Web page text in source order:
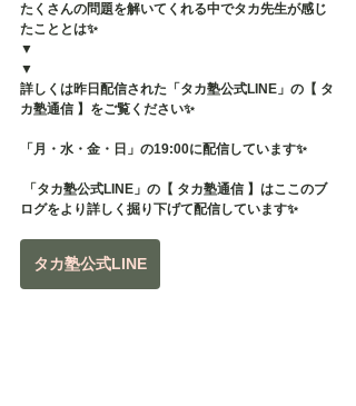
たくさんの問題を解いてくれる中でタカ先生が感じ
たこととは✨
▼
▼
詳しくは昨日配信された「タカ塾公式LINE」の【 タ
カ塾通信 】をご覧ください✨
「月・水・金・日」の19:00に配信しています✨
「タカ塾公式LINE」の【 タカ塾通信 】はここのブ
ログをより詳しく掘り下げて配信しています✨
タカ塾公式LINE